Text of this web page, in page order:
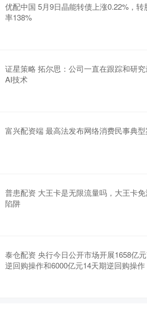
优配中国 5月9日晶能转债上涨0.22%，转
率138%
证星策略 拓尔思：公司一直在跟踪和研
AI技术
富兴配资端 最高法发布网络消费民事典
普患配资 大王卡是无限流量吗，大王卡
陷阱
泰仓配资 央行今日公开市场开展1658亿
逆回购操作和6000亿元14天期逆回购操作